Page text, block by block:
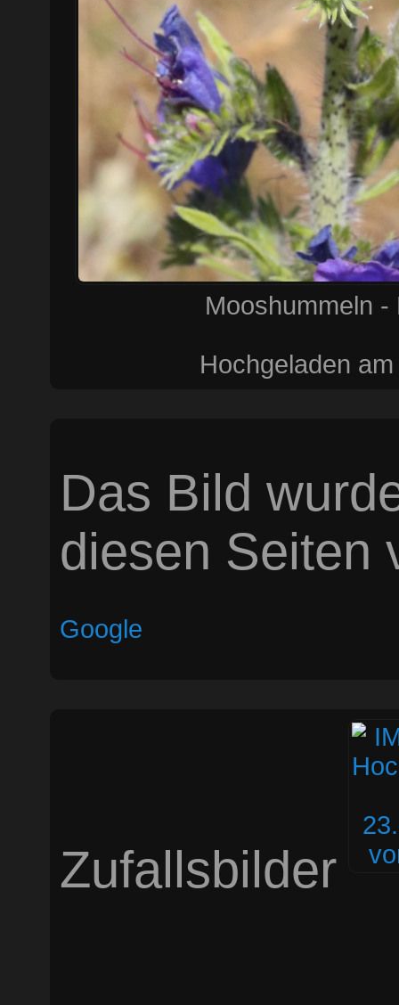
Mooshummeln
Hochgeladen
Das Bild
diesen Seiten
Google
Zufallsbilder